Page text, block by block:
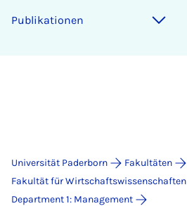
Publikationen
Universität Paderborn
Fakultäten
Fakultät für Wirtschaftswissenschaften
Department 1: Management